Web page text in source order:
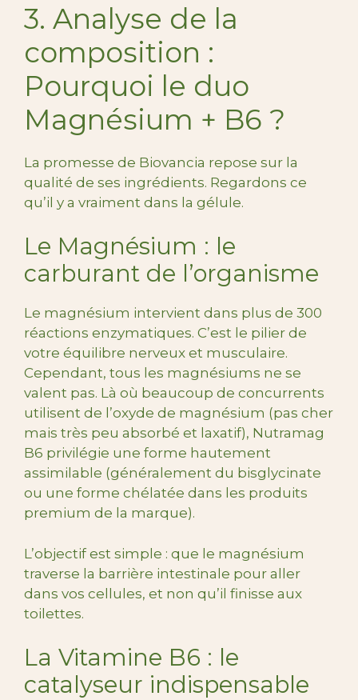
3. Analyse de la
composition :
Pourquoi le duo
Magnésium + B6 ?
La promesse de Biovancia repose sur la
qualité de ses ingrédients. Regardons ce
qu’il y a vraiment dans la gélule.
Le Magnésium : le
carburant de l’organisme
Le magnésium intervient dans plus de 300
réactions enzymatiques. C’est le pilier de
votre équilibre nerveux et musculaire.
Cependant, tous les magnésiums ne se
valent pas. Là où beaucoup de concurrents
utilisent de l’oxyde de magnésium (pas cher
mais très peu absorbé et laxatif), Nutramag
B6 privilégie une forme hautement
assimilable (généralement du bisglycinate
ou une forme chélatée dans les produits
premium de la marque).
L’objectif est simple : que le magnésium
traverse la barrière intestinale pour aller
dans vos cellules, et non qu’il finisse aux
toilettes.
La Vitamine B6 : le
catalyseur indispensable